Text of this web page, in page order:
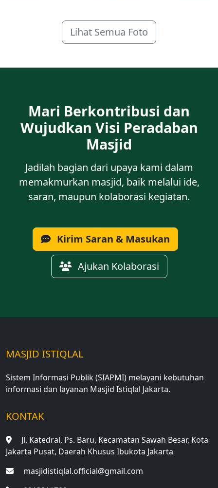
Lihat Semua Foto
Mari Berkontribusi dan
Wujudkan Visi Peradaban
Masjid
Jadilah bagian dari upaya kami dalam
memakmurkan masjid, baik melalui ide,
saran, maupun kolaborasi kegiatan.
Kirim Saran & Masukan
Ajukan Kolaborasi
MASJID ISTIQLAL
Sistem Informasi Publik (SIAPMI) melayani kebutuhan
informasi dan layanan Masjid Istiqlal Jakarta.
KONTAK
Jl. Katedral, Ps. Baru, Kecamatan Sawah Besar, Kota
Jakarta Pusat, Daerah Khusus Ibukota Jakarta
masjidistiqlal.official@gmail.com